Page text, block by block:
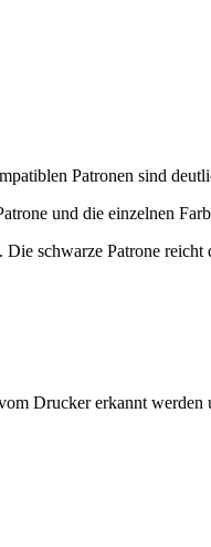
Patronen sind
und die einzelnen
schwarze Patrone
Drucker erkannt